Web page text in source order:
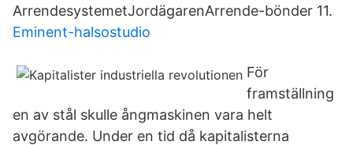
ArrendesystemetJordägarenArrende-bönder 11.
Eminent-halsostudio
För
framställning
en av stål skulle ångmaskinen vara helt
avgörande. Under en tid då kapitalisterna